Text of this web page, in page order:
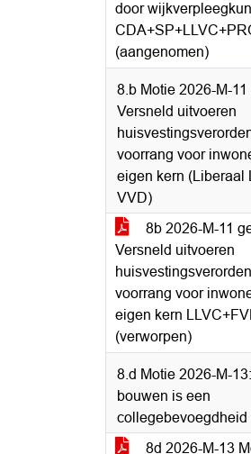
door
(aangenomen)
8.b Motie 2026-M-
Versneld uitvoeren
voorrang voor
eigen kern (Liberaal
VVD)
8b 2026-M-11
Versneld uitvoeren
voorrang voor
eigen kern
(verworpen)
8.d Motie 2026-M-
bouwen is een
collegebevoegdheid
8d 2026-M-13